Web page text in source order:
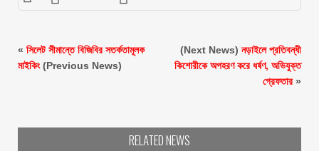
« সিলেট সীমান্তে বিজিবির সতর্কতামূলক
মাইকিং(Previous News)
(Next News) নড়াইলে প্রতিবন্ধী
কিশোরীকে অপহরণ করে ধর্ষণ, অভিযুক্ত
গ্রেফতার»
RELATED NEWS